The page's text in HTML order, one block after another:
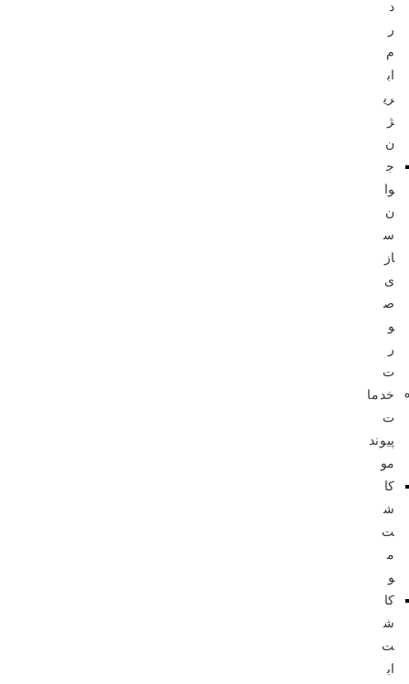
د
ر
م
اب
ری
ژ
ن
ج
وا
ن‌
س
از
ی
ص
و
ر
ت
خدما
ت
پیوند
مو
کا
ش
ت
م
و
کا
ش
ت
اب